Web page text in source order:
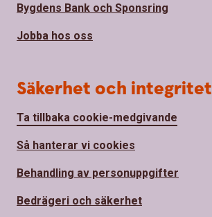
Bygdens Bank och Sponsring
Jobba hos oss
Säkerhet och integritet
Ta tillbaka cookie-medgivande
Så hanterar vi cookies
Behandling av personuppgifter
Bedrägeri och säkerhet